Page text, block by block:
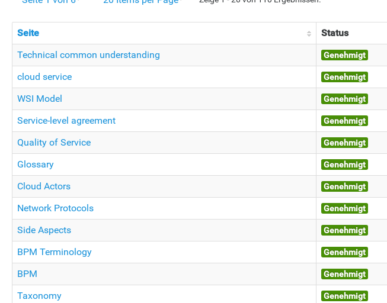
Seite Status
Technical common understanding
Genehmigt
cloud service
Genehmigt
WSI Model
Genehmigt
Service-level agreement
Genehmigt
Quality of Service
Genehmigt
Glossary
Genehmigt
Cloud Actors
Genehmigt
Network Protocols
Genehmigt
Side Aspects
Genehmigt
BPM Terminology
Genehmigt
BPM
Genehmigt
Taxonomy
Genehmigt